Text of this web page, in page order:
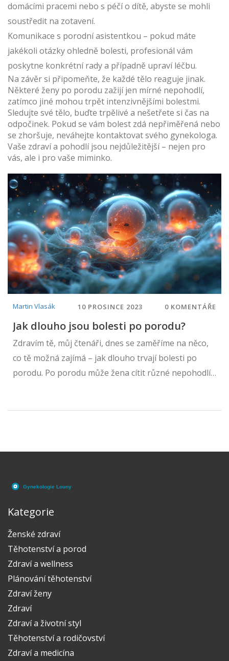
domácími pracemi nebo s péčí o dítě, abyste se mohli
soustředit na zotavení.
Komunikace s porodní asistentkou – pokud máte
jakékoli otázky ohledně bolesti, profesionál vám
poskytne konkrétní rady a případně upraví léčbu.
Na závěr si připomeňte, že každé tělo reaguje jinak.
Některé ženy po porodu zažijí jen mírné nepohodlí,
zatímco jiné mohou trpět intenzivnějšími bolestmi.
Sledujte své tělo, buďte trpělivé a nešetřete si čas na
odpočinek. Pokud se vám bolest zdá nepřiměřená nebo
se zhoršuje, neváhejte kontaktovat svého gynekologa.
Vaše zdraví a pohodlí jsou nejdůležitější – nejen pro
vás, ale i pro vaše miminko.
Martin Vlasák 10 PROSINCE 2023 0 KOMENTÁŘE
Jak dlouho jsou bolesti po porodu?
Zdravím tě, můj čtenáři, dnes se zaměříme na něco,
co tě možná zajímá – jak dlouho trvají bolesti po
porodu. Po porodu může žena cítit různé nepohodlí
Kategorie
Ženské zdraví
Těhotenství a porod
Zdraví a wellness
Plánování těhotenství
Zdraví ženy
Zdraví
Zdraví a životní styl
Těhotenství a rodičovství
Zdraví a medicína